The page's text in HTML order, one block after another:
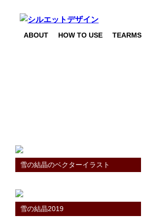
ABOUT HOW TO USE TEARMS
雪の結晶のベクターイラスト
雪の結晶2019